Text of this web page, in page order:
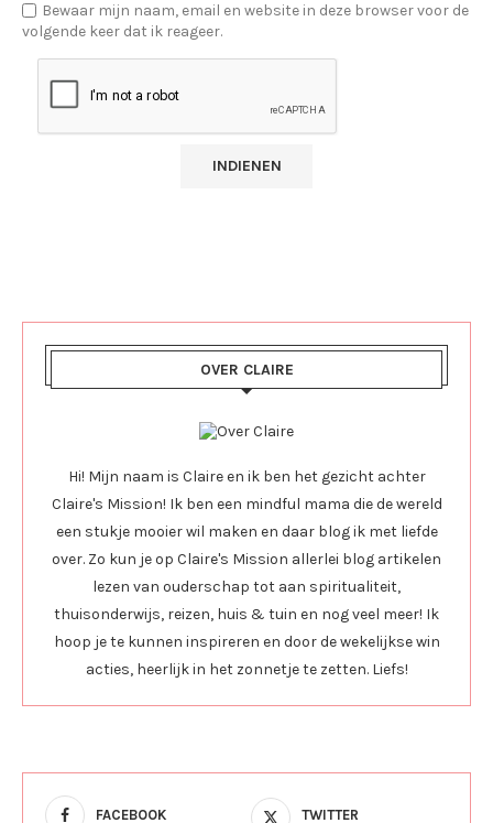
Bewaar mijn naam, email en website in deze browser voor de
volgende keer dat ik reageer.
OVER CLAIRE
Hi! Mijn naam is Claire en ik ben het gezicht achter
Claire's Mission! Ik ben een mindful mama die de wereld
een stukje mooier wil maken en daar blog ik met liefde
over. Zo kun je op Claire's Mission allerlei blog artikelen
lezen van ouderschap tot aan spiritualiteit,
thuisonderwijs, reizen, huis & tuin en nog veel meer! Ik
hoop je te kunnen inspireren en door de wekelijkse win
acties, heerlijk in het zonnetje te zetten. Liefs!
FACEBOOK TWITTER